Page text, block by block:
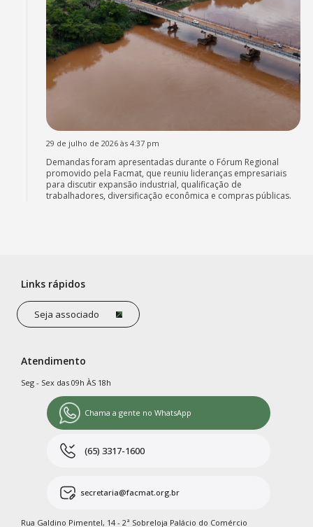
29 de julho de 2026 às 4:37 pm
Demandas foram apresentadas durante o Fórum Regional
promovido pela Facmat, que reuniu lideranças empresariais
para discutir expansão industrial, qualificação de
trabalhadores, diversificação econômica e compras públicas.
Links rápidos
Seja associado
Atendimento
Seg - Sex das 09h ÀS 18h
Chama a gente no WhatsApp
(65) 3317-1600
secretaria@facmat.org.br
Rua Galdino Pimentel, 14 - 2ª Sobreloja Palácio do Comércio